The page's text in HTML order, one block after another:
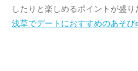
したりと楽しめるポイントが盛り
浅草でデートにおすすめのあそ